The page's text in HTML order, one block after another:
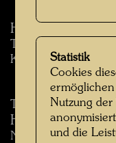
Hundertwasser
Tokio: APT
Katalog der
Tsunoda, Minako
Hundertwasser
Nagoya: Nagoya
Statistik
Cookies
Nutzung der
und die